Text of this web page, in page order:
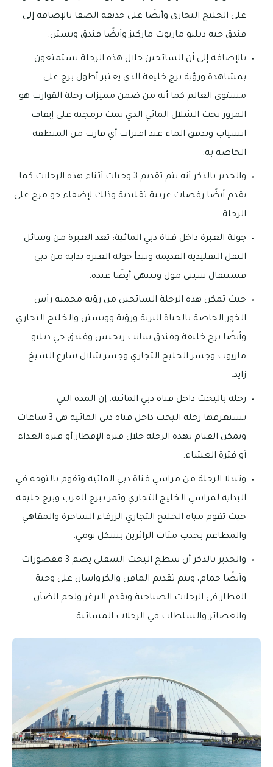
على الخليج التجاري وأيضًا على حديقة الصفا بالإضافة إلى
فندق جيه دبليو ماريوت ماركيز وأيضًا فندق ويستن.
بالإضافة إلى أن السائحين خلال هذه الرحلة يستمتعون
بمشاهدة ورؤية برج خليفة الذي يعتبر أطول برج على
مستوى العالم كما أنه من ضمن مميزات رحلة القوارب هو
المرور تحت الشلال المائي الذي تمت برمجته على إيقاف
انسياب وتدفق الماء عند اقتراب أي قارب من المنطقة
الخاصة به.
والجدير بالذكر أنه يتم تقديم 3 وجبات أثناء هذه الرحلات كما
يقدم أيضًا رقصات عربية تقليدية وذلك لإضفاء جو مرح على
الرحلة.
جولة العبرة داخل قناة دبي المائية: تعد العبرة من وسائل
النقل التقليدية القديمة وتبدأ جولة العبرة بداية من دبي
فستيفال سيتي مول وتنتهي أيضًا عنده.
حيث تمكن هذه الرحلة السائحين من رؤية محمية رأس
الخور الخاصة بالحياة البرية ورؤية وويستن والخليج التجاري
وأيضًا برج خليفة وفندق سانت ريجيس وفندق جي دبليو
ماريوت وجسر الخليج التجاري وجسر شلال شارع الشيخ
زايد.
رحلة باليخت داخل قناة دبي المائية: إن المدة التي
تستغرقها رحلة اليخت داخل قناة دبي المائية هي 3 ساعات
ويمكن القيام بهذه الرحلة خلال فترة الإفطار أو فترة الغداء
أو فترة العشاء.
وتبدلا الرحلة من مراسي قناة دبي المائية وتقوم بالتوجه في
البداية لمراسي الخليج التجاري وتمر ببرج العرب وبرج خليفة
حيث تقوم مياه الخليج التجاري الزرقاء الساحرة والمقاهي
والمطاعم بجذب مئات الزائرين بشكل يومي.
والجدير بالذكر أن سطح اليخت السفلي يضم 3 مقصورات
وأيضًا حمام، ويتم تقديم المافن والكرواسان على وجبة
الفطار في الرحلات الصباحية ويقدم البرغر ولحم الضأن
والعصائر والسلطات في الرحلات المسائية.